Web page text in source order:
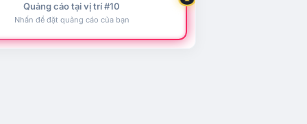
Quảng cáo tại vị trí #10
Nhấn để đặt quảng cáo của bạn